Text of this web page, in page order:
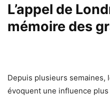
L’appel de
mémoire des
Depuis plusieurs semaines,
évoquent une influence